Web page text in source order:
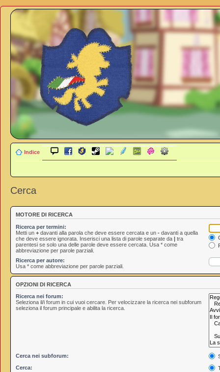
Indice
Cerca
MOTORE DI RICERCA
Ricerca per termini:
Metti un + davanti alla parola che deve essere cercata e un - davanti a quella
che deve essere ignorata. Inserisci una lista di parole separate da | tra
parentesi se solo una delle parole deve essere cercata. Usa * come
abbreviazione per parole parziali.
Ricerca per autore:
Usa * come abbreviazione per parole parziali.
OPZIONI DI RICERCA
Ricerca nei forum:
Seleziona il/i forum in cui vuoi cercare. Per velocizzare la ricerca nei subforum
seleziona il forum principale e abilita la ricerca.
Cerca nei subforum:
Cerca: